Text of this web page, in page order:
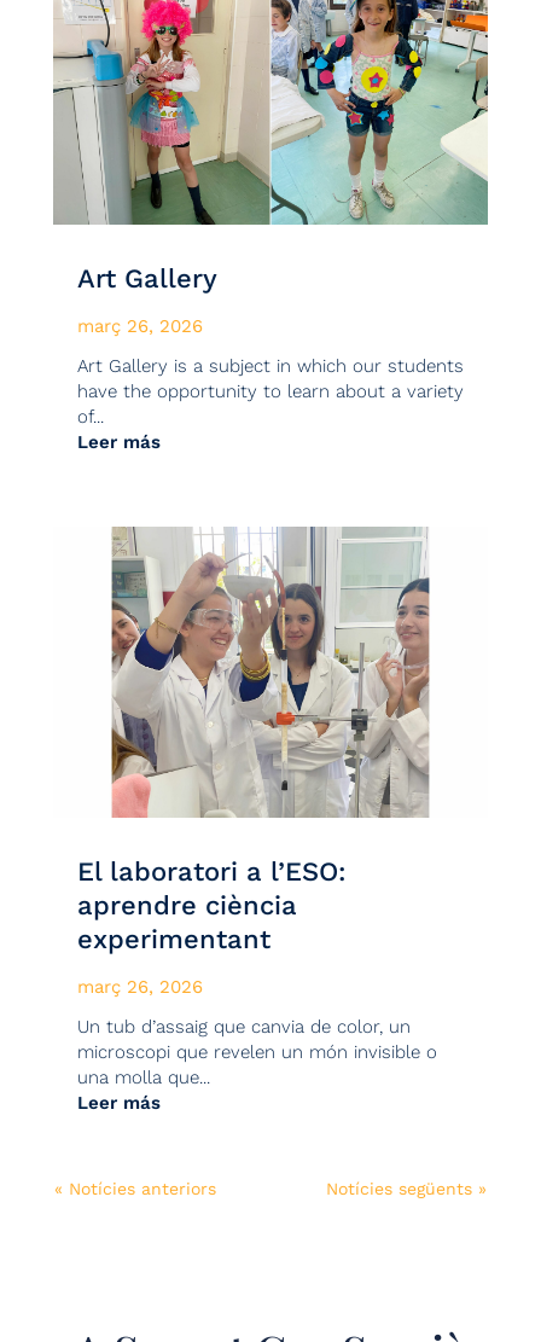
Art Gallery
març 26, 2026
Art Gallery is a subject in which our students
have the opportunity to learn about a variety
of...
Leer más
El laboratori a l’ESO:
aprendre ciència
experimentant
març 26, 2026
Un tub d’assaig que canvia de color, un
microscopi que revelen un món invisible o
una molla que...
Leer más
« Notícies anteriors Notícies següents »